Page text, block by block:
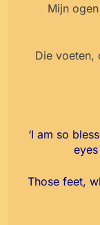
Mijn
Die voeten,
‘I am so
Those feet,